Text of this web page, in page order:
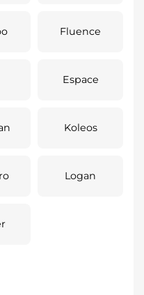
Fluence
Espace
Koleos
Logan